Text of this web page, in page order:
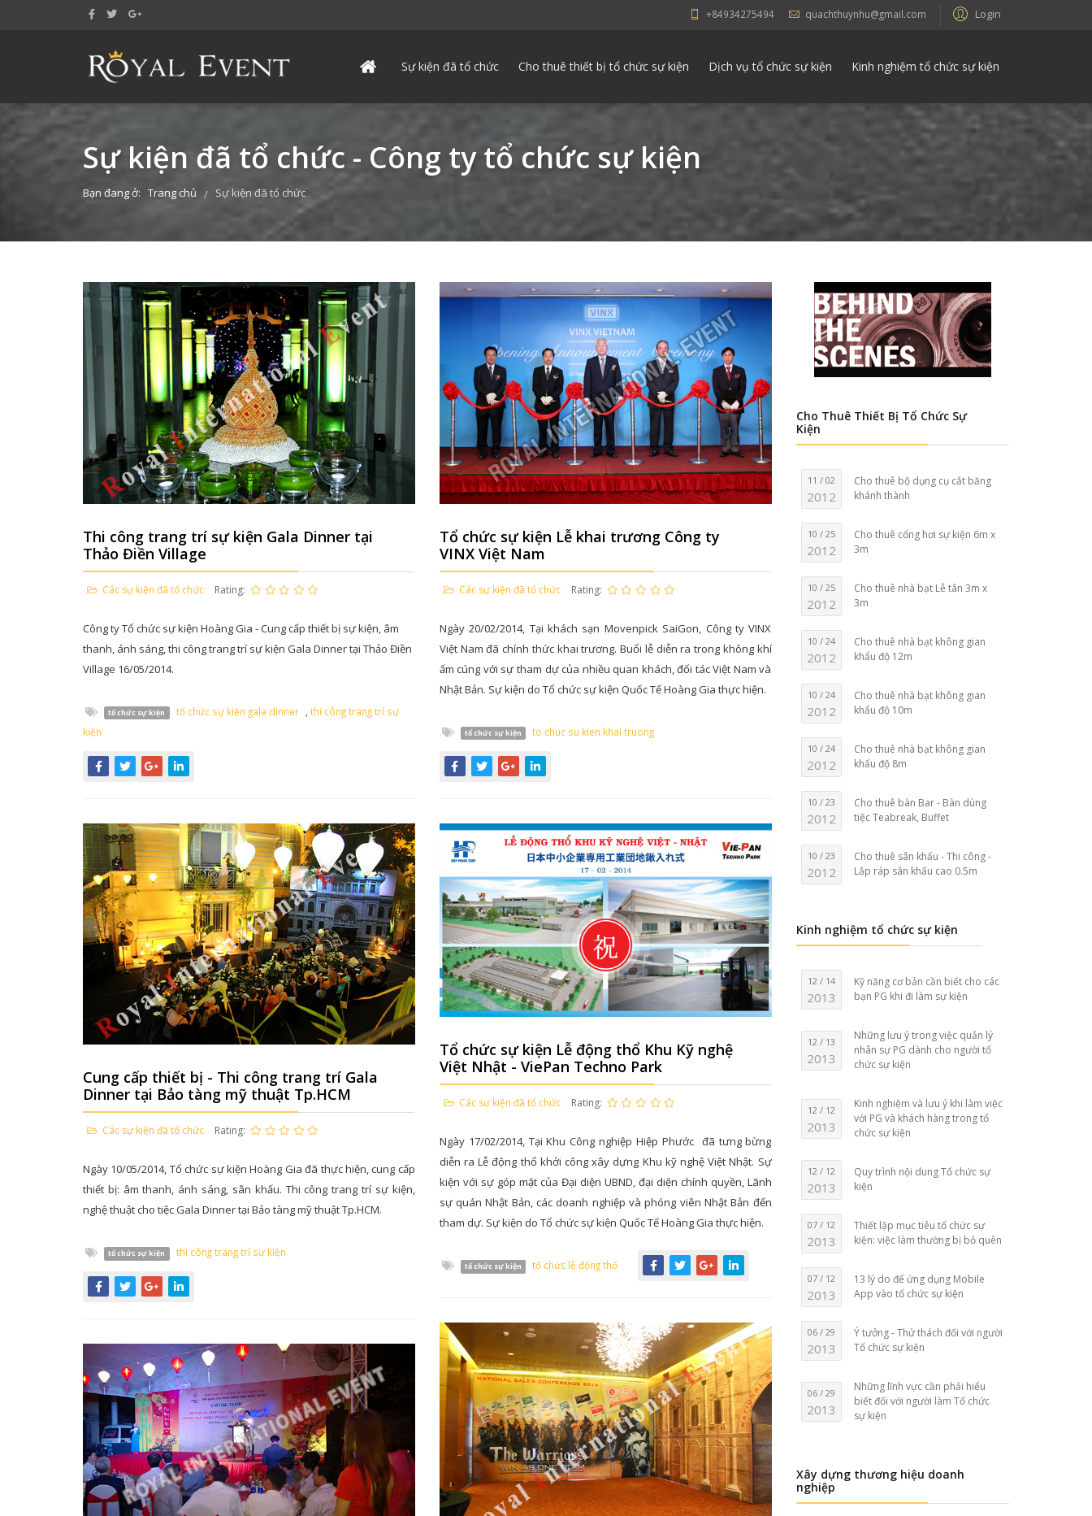
Login
+84934275494 quachthuynhu@gmail.com
Sự kiện đã tổ chức Cho thuê thiết bị tổ chức sự kiện Dịch vụ tổ chức sự kiện Kinh nghiệm tổ chức sự kiện
Sự kiện đã tổ chức - Công ty tổ chức sự kiện
Bạn đang ở: Trang chủ / Sự kiện đã tổ chức
Thi công trang trí sự kiện Gala Dinner tại
Thảo Điền Village
Các sự kiện đã tổ chức Rating:
Công ty Tổ chức sự kiện Hoàng Gia - Cung cấp thiết bị sự kiện, âm
thanh, ánh sáng, thi công trang trí sự kiện Gala Dinner tại Thảo Điền
Village 16/05/2014.
tổ chức sự kiện tổ chức sự kiện gala dinner
thi công trang trí sự
kiện
Tổ chức sự kiện Lễ khai trương Công ty
VINX Việt Nam
Các sự kiện đã tổ chức Rating:
Ngày 20/02/2014, Tại khách sạn Movenpick SaiGon, Công ty VINX
Việt Nam đã chính thức khai trương. Buổi lễ diễn ra trong không khí
ấm cúng với sự tham dự của nhiều quan khách, đối tác Việt Nam và
Nhật Bản. Sự kiện do Tổ chức sự kiện Quốc Tế Hoàng Gia thực hiện.
tổ chức sự kiện to chuc su kien khai truong
Cung cấp thiết bị - Thi công trang trí Gala
Dinner tại Bảo tàng mỹ thuật Tp.HCM
Các sự kiện đã tổ chức Rating:
Ngày 10/05/2014, Tổ chức sự kiện Hoàng Gia đã thực hiện, cung cấp
thiết bị: âm thanh, ánh sáng, sân khấu. Thi công trang trí sự kiện,
nghệ thuật cho tiệc Gala Dinner tại Bảo tàng mỹ thuật Tp.HCM.
tổ chức sự kiện thi công trang trí sự kiện
Tổ chức sự kiện Lễ động thổ Khu Kỹ nghệ
Việt Nhật - ViePan Techno Park
Các sự kiện đã tổ chức Rating:
Ngày 17/02/2014, Tại Khu Công nghiệp Hiệp Phước đã tưng bừng
diễn ra Lễ động thổ khởi công xây dựng Khu kỹ nghệ Việt Nhật. Sự
kiện với sự góp mặt của Đại diện UBND, đại diện chính quyền, Lãnh
sự quán Nhật Bản, các doanh nghiệp và phóng viên Nhật Bản đến
tham dự. Sự kiện do Tổ chức sự kiện Quốc Tế Hoàng Gia thực hiện.
tổ chức sự kiện tổ chức lễ động thổ
Cho Thuê Thiết Bị Tổ Chức Sự
Kiện
11 / 02
2012
Cho thuê bộ dụng cụ cắt băng
khánh thành
10 / 25
2012
Cho thuê cổng hơi sự kiện 6m x
3m
10 / 25
2012
Cho thuê nhà bạt Lễ tân 3m x
3m
10 / 24
2012
Cho thuê nhà bạt không gian
khẩu độ 12m
10 / 24
2012
Cho thuê nhà bạt không gian
khẩu độ 10m
10 / 24
2012
Cho thuê nhà bạt không gian
khẩu độ 8m
10 / 23
2012
Cho thuê bàn Bar - Bàn dùng
tiệc Teabreak, Buffet
10 / 23
2012
Cho thuê sân khấu - Thi công -
Lắp ráp sân khấu cao 0.5m
Kinh nghiệm tổ chức sự kiện
12 / 14
2013
Kỹ năng cơ bản cần biết cho các
bạn PG khi đi làm sự kiện
12 / 13
2013
Những lưu ý trong việc quản lý
nhân sự PG dành cho người tổ
chức sự kiện
12 / 12
2013
Kinh nghiệm và lưu ý khi làm việc
với PG và khách hàng trong tổ
chức sự kiện
12 / 12
2013
Quy trình nội dung Tổ chức sự
kiện
07 / 12
2013
Thiết lập mục tiêu tổ chức sự
kiện: việc làm thường bị bỏ quên
07 / 12
2013
13 lý do để ứng dụng Mobile
App vào tổ chức sự kiện
06 / 29
2013
Ý tưởng - Thử thách đối với người
Tổ chức sự kiện
06 / 29
2013
Những lĩnh vực cần phải hiểu
biết đối với người làm Tổ chức
sự kiện
Xây dựng thương hiệu doanh
nghiệp